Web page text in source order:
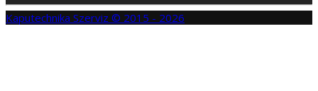
Kaputechnika Szerviz © 2015 - 2026